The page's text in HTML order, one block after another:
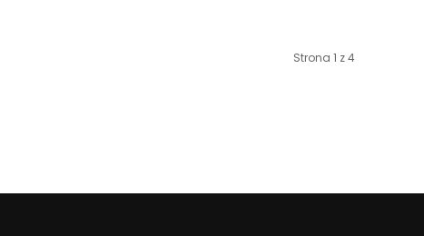
Strona 1 z 4